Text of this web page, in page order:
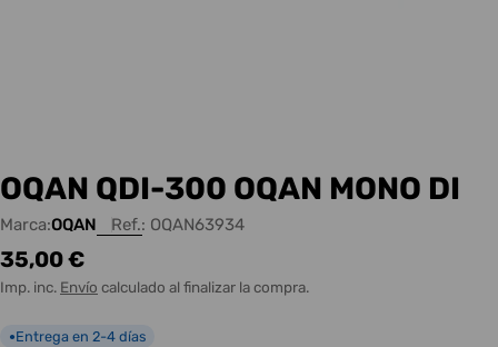
OQAN QDI-300 OQAN MONO DI
Marca:OQAN Ref.: OQAN63934
Precio
habitual
35,00 €
Imp. inc. Envío calculado al finalizar la compra.
●Entrega en 2-4 días